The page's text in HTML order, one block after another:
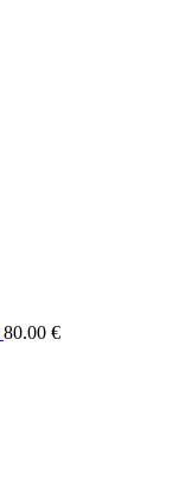
80.00 €